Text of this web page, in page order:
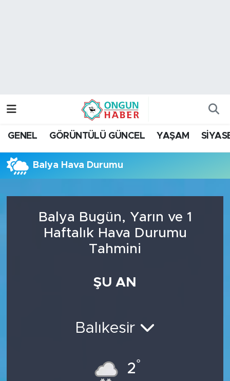
GENEL GÖRÜNTÜLÜ GÜNCEL YAŞAM
Balya Hava Durumu
Balya Bugün, Yarın ve 1
Haftalık Hava Durumu
Tahmini
ŞU AN
Balıkesir
2°
Trafik Durumu
Tüm Manşetler
Son Dakika Haberleri
Haber Arşivi